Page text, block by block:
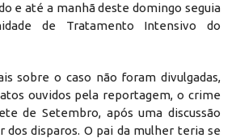
e até a manhã deste domingo seguia
de Tratamento Intensivo do
sobre o caso não foram divulgadas,
ouvidos pela reportagem, o crime
de Setembro, após uma discussão
dos disparos. O pai da mulher teria se